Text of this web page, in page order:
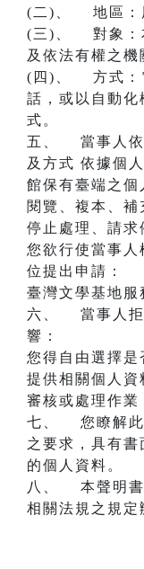
(二)、 地區：
(三)、 對象：
及依法有權之機
(四)、 方式：
話，或以自動化
式。
五、 當事人依
及方式 依據個
館保有臺端之個
閱覽、複本、
停止處理、請求
您欲行使當事人
位提出申請：
臺灣文學基地
六、 當事人拒
響：
您得自由選擇是
提供相關個人資
審核或處理作業
七、 您瞭解此
之要求，具有
的個人資料。
八、 本聲明書
相關法規之規定